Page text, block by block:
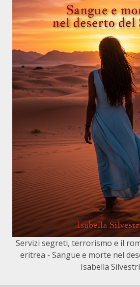
Servizi segreti, terrorismo e il
eritrea - Sangue e morte nel
Isabella Silvestri